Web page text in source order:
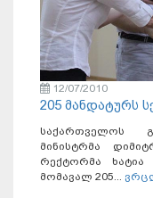
12/07/2010
205 მანდატურს
საქართველოს
მინისტრმა
რექტორმა
მომავალ 205...